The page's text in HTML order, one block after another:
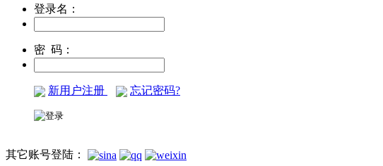
登录名：
密 码：
新用户注册 忘记密码?
其它账号登陆：